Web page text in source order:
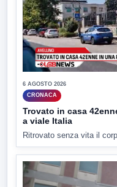
6 AGOSTO 2026
CRONACA
Trovato in casa
a viale Italia
Ritrovato senza vita il